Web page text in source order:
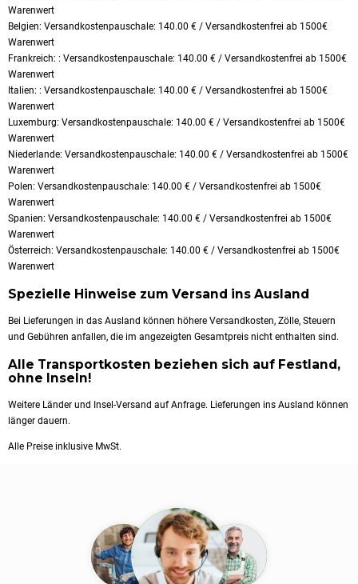
Warenwert
Belgien: Versandkostenpauschale: 140.00 € / Versandkostenfrei ab 1500€
Warenwert
Frankreich: : Versandkostenpauschale: 140.00 € / Versandkostenfrei ab 1500€
Warenwert
Italien: : Versandkostenpauschale: 140.00 € / Versandkostenfrei ab 1500€
Warenwert
Luxemburg: Versandkostenpauschale: 140.00 € / Versandkostenfrei ab 1500€
Warenwert
Niederlande: Versandkostenpauschale: 140.00 € / Versandkostenfrei ab 1500€
Warenwert
Polen: Versandkostenpauschale: 140.00 € / Versandkostenfrei ab 1500€
Warenwert
Spanien: Versandkostenpauschale: 140.00 € / Versandkostenfrei ab 1500€
Warenwert
Österreich: Versandkostenpauschale: 140.00 € / Versandkostenfrei ab 1500€
Warenwert
Spezielle Hinweise zum Versand ins Ausland
Bei Lieferungen in das Ausland können höhere Versandkosten, Zölle, Steuern
und Gebühren anfallen, die im angezeigten Gesamtpreis nicht enthalten sind.
Alle Transportkosten beziehen sich auf Festland,
ohne Inseln!
Weitere Länder und Insel-Versand auf Anfrage. Lieferungen ins Ausland können
länger dauern.
Alle Preise inklusive MwSt.